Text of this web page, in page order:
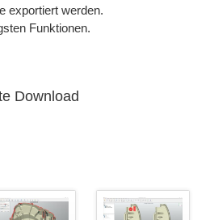
exportiert werden.
Funktionen.
Download